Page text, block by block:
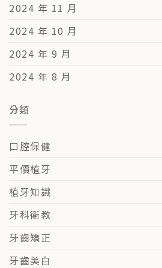
2024 年 11 月
2024 年 10 月
2024 年 9 月
2024 年 8 月
分類
口腔保健
平價植牙
植牙知識
牙科衛教
牙齒矯正
牙齒美白